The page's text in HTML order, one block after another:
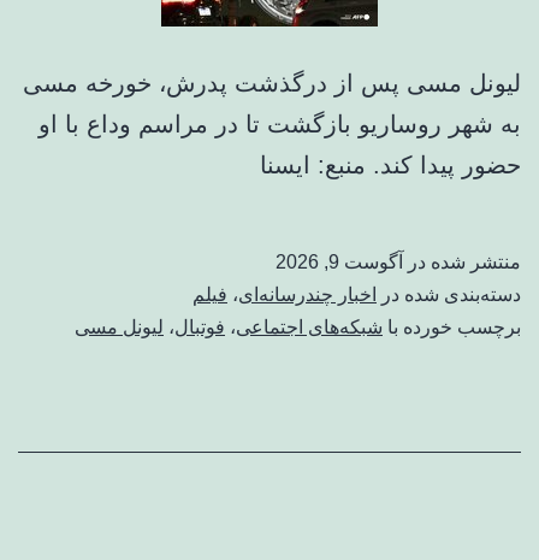
لیونل مسی پس از درگذشت پدرش، خورخه مسی
به شهر روساریو بازگشت تا در مراسم وداع با او
حضور پیدا کند. منبع: ایسنا
منتشر شده در
آگوست 9, 2026
دسته‌بندی شده در
اخبار چندرسانه‌ای، فیلم
برچسب خورده با شبکه‌‌های اجتماعی، فوتبال، لیونل مسی